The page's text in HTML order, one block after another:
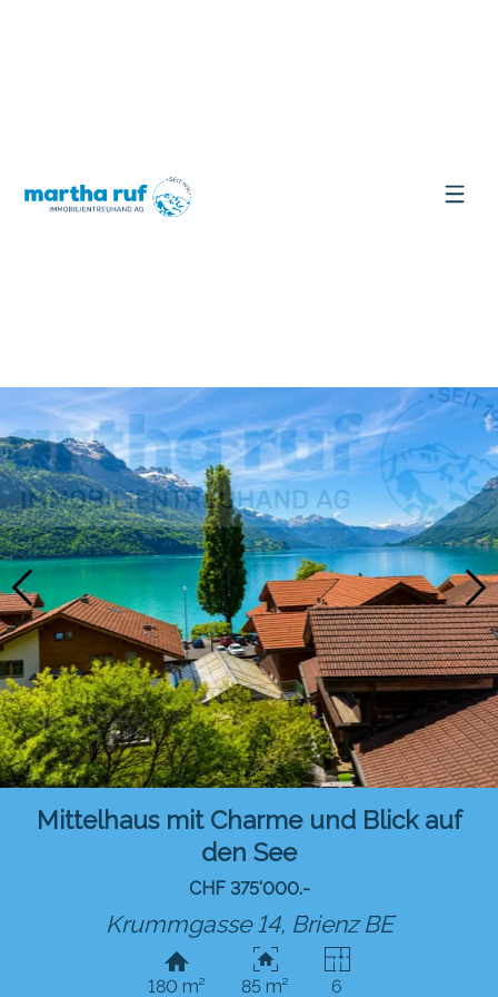
Mittelhaus mit Charme und Blick auf
den See
CHF 375'000.-
Krummgasse 14, Brienz BE
180 m² 85 m² 6